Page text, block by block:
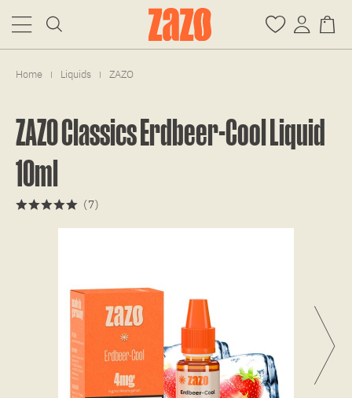
Home | Liquids | ZAZO
ZAZO Classics Erdbeer-Cool Liquid
10ml
(7)